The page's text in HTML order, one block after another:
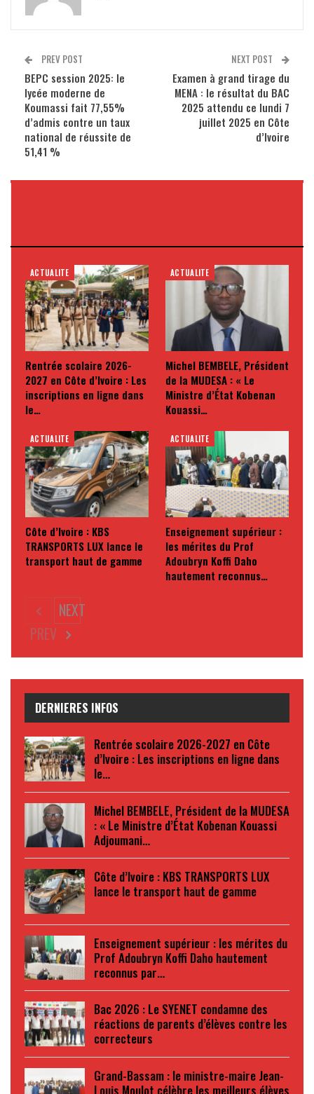
PREV POST
BEPC session 2025: le
lycée moderne de
Koumassi fait 77,55%
d’admis contre un taux
national de réussite de
51,41 %
NEXT POST
Examen à grand tirage du
MENA : le résultat du BAC
2025 attendu ce lundi 7
juillet 2025 en Côte
d’Ivoire
ACTUALITE
Rentrée scolaire 2026-
2027 en Côte d’Ivoire : Les
inscriptions en ligne dans
le…
ACTUALITE
Michel BEMBELE, Président
de la MUDESA : « Le
Ministre d’État Kobenan
Kouassi…
ACTUALITE
Côte d’Ivoire : KBS
TRANSPORTS LUX lance le
transport haut de gamme
ACTUALITE
Enseignement supérieur :
les mérites du Prof
Adoubryn Koffi Daho
hautement reconnus…
PREV
NEXT
DERNIERES INFOS
Rentrée scolaire 2026-2027 en Côte
d’Ivoire : Les inscriptions en ligne dans
le…
Michel BEMBELE, Président de la MUDESA
: « Le Ministre d’État Kobenan Kouassi
Adjoumani…
Côte d’Ivoire : KBS TRANSPORTS LUX
lance le transport haut de gamme
Enseignement supérieur : les mérites du
Prof Adoubryn Koffi Daho hautement
reconnus par…
Bac 2026 : Le SYENET condamne des
réactions de parents d’élèves contre les
correcteurs
Grand-Bassam : le ministre-maire Jean-
Louis Moulot célèbre les meilleurs élèves